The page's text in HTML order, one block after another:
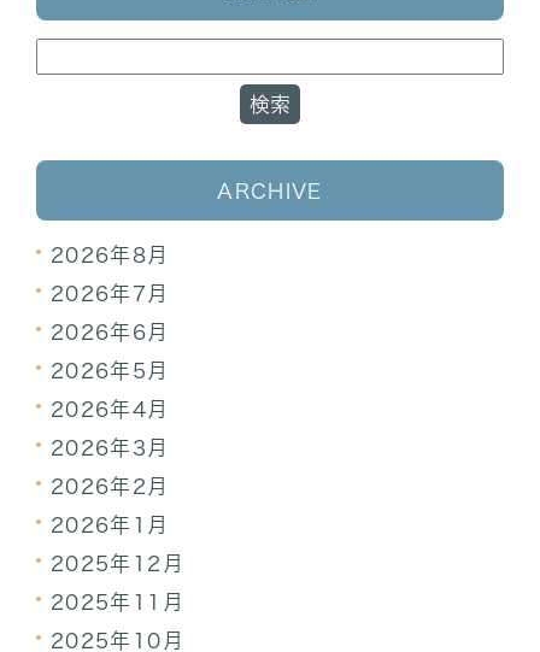
ARCHIVE
2026年8月
2026年7月
2026年6月
2026年5月
2026年4月
2026年3月
2026年2月
2026年1月
2025年12月
2025年11月
2025年10月